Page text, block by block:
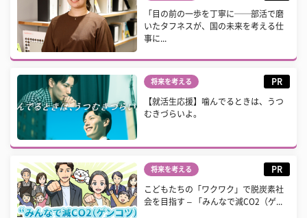
「目の前の一歩を丁寧に──部活で磨
いたタフネスが、国の未来を考える仕
事に...
将来を考える PR
【就活生応援】噛んでるときは、うつ
むきづらいよ。
将来を考える PR
こどもたちの「ワクワク」で脱炭素社
会を目指す – 「みんなで減CO2（ゲ...